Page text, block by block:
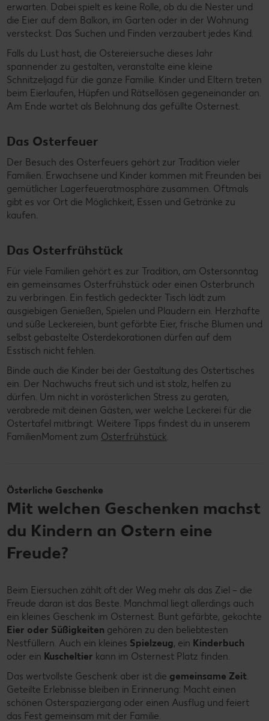
erwarten. Dabei spielt es keine Rolle, ob du die Nester und
die Eier auf dem Balkon, im Garten oder in der Wohnung
versteckst. Das Suchen und Finden verzaubert jedes Kind.
Falls du Lust hast, die Ostereiersuche dieses Jahr
spannender zu gestalten, veranstalte eine kleine
Schnitzeljagd für die ganze Familie. Kinder und Eltern treten
beim Eierlaufen, Hüpfen und Rätsellösen gegeneinander an.
Am Ende wartet als Belohnung das gefüllte Osternest.
Das Osterfeuer
Der Besuch des Osterfeuers gehört zur Tradition vieler
Familien. Erwachsene und Kinder kommen mit Freunden bei
gemütlicher Lagerfeueratmosphäre zusammen. Oftmals
gibt es vor Ort die Möglichkeit, Essen und Getränke zu
kaufen.
Das Osterfrühstück
Für viele Familien gehört es zur Tradition, am Ostersonntag
ein gemeinsames Osterfrühstück oder einen Osterbrunch
zu verbringen. Ein festlich gedeckter Tisch lädt zum
ausgiebigen Genießen, Spielen und Plaudern ein. Herzhafte
und süße Leckereien, bunt gefärbte Eier, frische Blumen und
selbst gebastelte Osterdekorationen dürfen auf dem
Esstisch nicht fehlen.
Binde auch die Kinder bei der Gestaltung des Ostertisches
ein. Der Nachwuchs freut sich und ist stolz, helfen zu
dürfen. Um nicht in vorösterlichen Stress zu geraten,
verabrede mit deinen Gästen, wer welche Leckerei für die
Ostertafel mitbringt. Weitere Tipps findest du in unserem
FamilienMoment zum Osterfrühstück
Österliche Geschenke
Mit welchen Geschenken machst
du Kindern an Ostern eine
Freude?
Beim Eiersuchen zählt oft der Weg mehr als das Ziel – die
Freude daran ist das Beste. Manchmal liegt allerdings auch
ein kleines Geschenk im Osternest. Bunt gefärbte, gekochte
Eier oder Süßigkeiten gehören zu den beliebtesten
Nestfüllern. Auch ein kleines Spielzeug, ein Kinderbuch
oder ein Kuscheltier kann im Osternest Platz finden.
Das wertvollste Geschenk aber ist die gemeinsame Zeit
Geteilte Erlebnisse bleiben in Erinnerung: Macht einen
schönen Osterspaziergang oder einen Ausflug und feiert
das Fest gemeinsam mit der Familie.